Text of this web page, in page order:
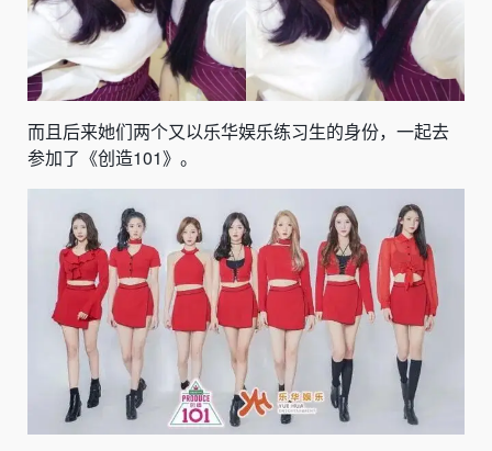
而且后来她们两个又以乐华娱乐练习生的身份，一起去
参加了《创造101》。